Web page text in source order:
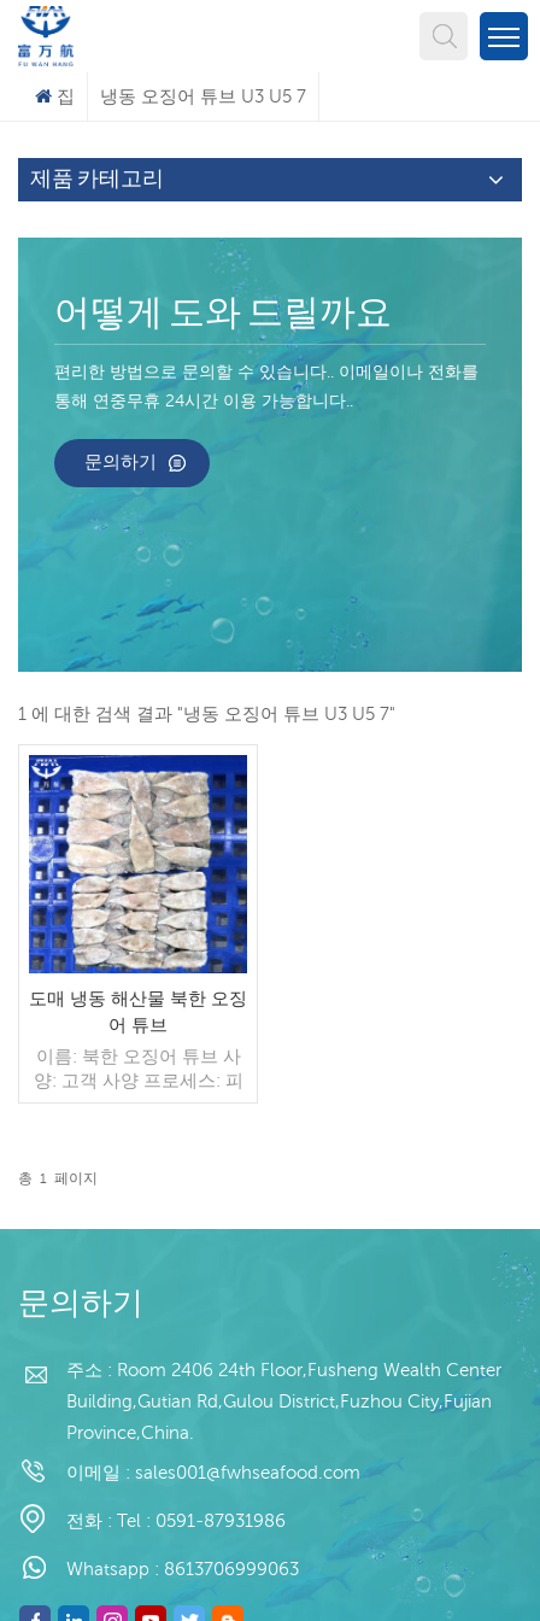
집 냉동 오징어 튜브 U3 U5 7
제품 카테고리
어떻게 도와 드릴까요
편리한 방법으로 문의할 수 있습니다.. 이메일이나 전화를
통해 연중무휴 24시간 이용 가능합니다..
문의하기
1 에 대한 검색 결과 "냉동 오징어 튜브 U3 U5 7"
도매 냉동 해산물 북한 오징
어 튜브
이름: 북한 오징어 튜브 사
양: 고객 사양 프로세스: 피
부에 유약: BQF 40%(맞춤
도매/수출 min. 주문: 20피
이너 지불: 보자마자 TT / С
내 원산지: 중국 브랜드: 푸
왕 행
총 1 페이지
문의하기
주소 : Room 2406 24th Floor,Fusheng Wealth Center
Building,Gutian Rd,Gulou District,Fuzhou City,Fujian
Province,China.
이메일 : sales001@fwhseafood.com
전화 : Tel : 0591-87931986
Whatsapp : 8613706999063